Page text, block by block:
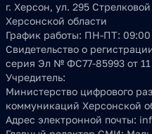
г. Херсон, ул. 295
Херсонской области
График работы: ПН-ПТ: 09:00
Свидетельство о
серия Эл № ФС77-85993 от 11
Учредитель:
Министерство цифрового
коммуникаций Херсонской
Адрес электронной почты: